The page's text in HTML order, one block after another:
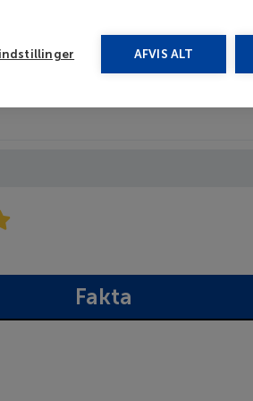
AFVIS ALT
Fakta